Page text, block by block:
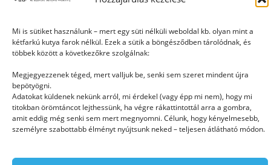
Mi is sütiket használunk – mert egy süti nélküli weboldal kb. olyan mint a
kétfarkú kutya farok nélkül. Ezek a sütik a böngésződben tárolódnak, és
többek között a következőkre szolgálnak:
Megjegyezzenek téged, mert valljuk be, senki sem szeret mindent újra
bepötyögni.
Adatokat küldenek nekünk arról, mi érdekel (vagy épp mi nem), hogy mi
titokban örömtáncot lejthessünk, ha végre rákattintottál arra a gombra,
amit eddig még senki sem mert megnyomni. Célunk, hogy kényelmesebb,
személyre szabottabb élményt nyújtsunk neked – teljesen átlátható módon.
Ⓒ 2006 - 2026 - Magyar Kétfarkú Kutya Párt - Minden jog fenntartva